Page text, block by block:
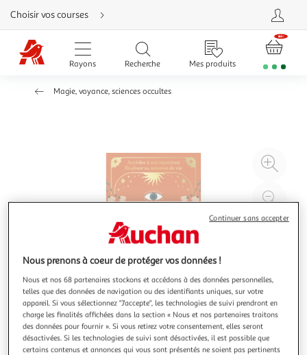
Aller
directement
au
contenu
Aller
directement
Aller
Choisir vos courses
Rayons Recherche Mes produits
Magie, voyance, sciences occultes
à
Nous prenons à coeur de protéger vos données !
Nous et nos 68 partenaires stockons et accédons à des données personnelles,
telles que des données de navigation ou des identifiants uniques, sur votre
appareil. Si vous sélectionnez "J'accepte", les technologies de suivi prendront en
charge les finalités affichées dans la section « Nous et nos partenaires traitons
des données pour fournir ». Si vous retirez votre consentement, elles seront
désactivées. Si les technologies de suivi sont désactivées, il est possible que
certains contenus et annonces qui vous sont présentés ne soient pas pertinents
Continuer sans accepter